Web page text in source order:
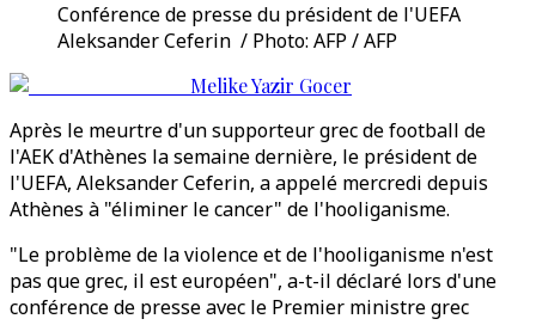
Conférence de presse du président de l'UEFA
Aleksander Ceferin / Photo: AFP / AFP
Melike Yazir Gocer
Après le meurtre d'un supporteur grec de football de
l'AEK d'Athènes la semaine dernière, le président de
l'UEFA, Aleksander Ceferin, a appelé mercredi depuis
Athènes à "éliminer le cancer" de l'hooliganisme.
"Le problème de la violence et de l'hooliganisme n'est
pas que grec, il est européen", a-t-il déclaré lors d'une
conférence de presse avec le Premier ministre grec